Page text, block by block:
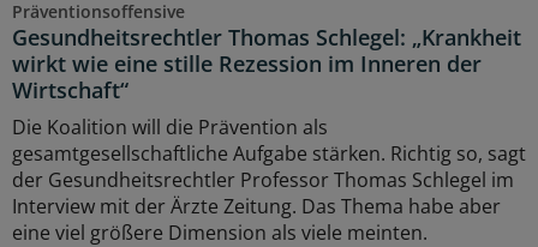
Präventionsoffensive
Gesundheitsrechtler Thomas Schlegel: „Krankheit
wirkt wie eine stille Rezession im Inneren der
Wirtschaft“
Die Koalition will die Prävention als
gesamtgesellschaftliche Aufgabe stärken. Richtig so, sagt
der Gesundheitsrechtler Professor Thomas Schlegel im
Interview mit der Ärzte Zeitung. Das Thema habe aber
eine viel größere Dimension als viele meinten.